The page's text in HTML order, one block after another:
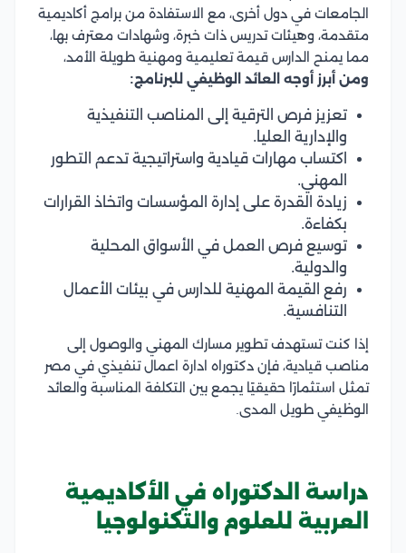
الجامعات في دول أخرى، مع الاستفادة من برامج أكاديمية
متقدمة، وهيئات تدريس ذات خبرة، وشهادات معترف بها،
مما يمنح الدارس قيمة تعليمية ومهنية طويلة الأمد،
ومن أبرز أوجه العائد الوظيفي للبرنامج:
تعزيز فرص الترقية إلى المناصب التنفيذية
والإدارية العليا.
اكتساب مهارات قيادية واستراتيجية تدعم التطور
المهني.
زيادة القدرة على إدارة المؤسسات واتخاذ القرارات
بكفاءة.
توسيع فرص العمل في الأسواق المحلية
والدولية.
رفع القيمة المهنية للدارس في بيئات الأعمال
التنافسية.
إذا كنت تستهدف تطوير مسارك المهني والوصول إلى
مناصب قيادية، فإن دكتوراه ادارة اعمال تنفيذي في مصر
تمثل استثمارًا حقيقيًا يجمع بين التكلفة المناسبة والعائد
الوظيفي طويل المدى.
دراسة الدكتوراه في الأكاديمية
العربية للعلوم والتكنولوجيا